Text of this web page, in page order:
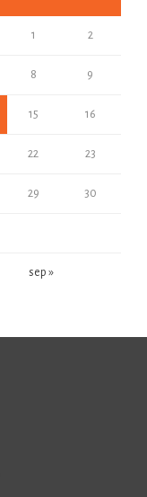
1 2
8 9
15 16
22 23
29 30
sep »